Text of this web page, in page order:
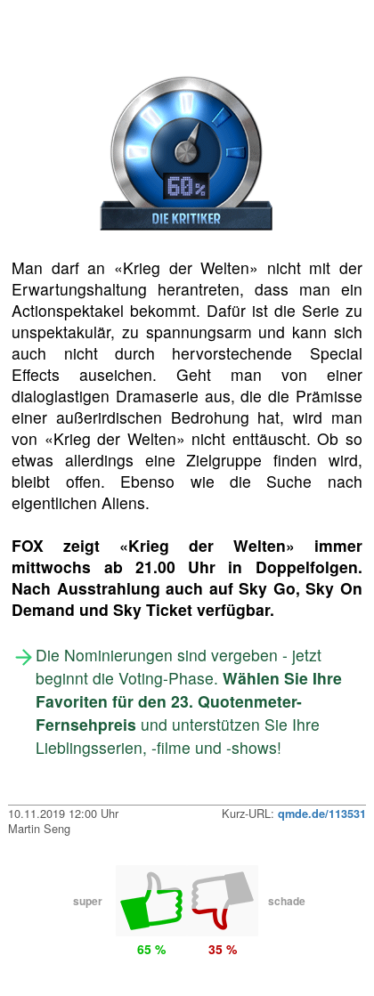
Man darf an «Krieg der Welten» nicht mit der
Erwartungshaltung herantreten, dass man ein
Actionspektakel bekommt. Dafür ist die Serie zu
unspektakulär, zu spannungsarm und kann sich
auch nicht durch hervorstechende Special
Effects auseichen. Geht man von einer
dialoglastigen Dramaserie aus, die die Prämisse
einer außerirdischen Bedrohung hat, wird man
von «Krieg der Welten» nicht enttäuscht. Ob so
etwas allerdings eine Zielgruppe finden wird,
bleibt offen. Ebenso wie die Suche nach
eigentlichen Aliens.
FOX zeigt «Krieg der Welten» immer
mittwochs ab 21.00 Uhr in Doppelfolgen.
Nach Ausstrahlung auch auf Sky Go, Sky On
Demand und Sky Ticket verfügbar.
Die Nominierungen sind vergeben - jetzt
beginnt die Voting-Phase. Wählen Sie Ihre
Favoriten für den 23. Quotenmeter-
Fernsehpreis und unterstützen Sie Ihre
Lieblingsserien, -filme und -shows!
10.11.2019 12:00 Uhr Kurz-URL: qmde.de/113531
Martin Seng
super schade
65 % 35 %